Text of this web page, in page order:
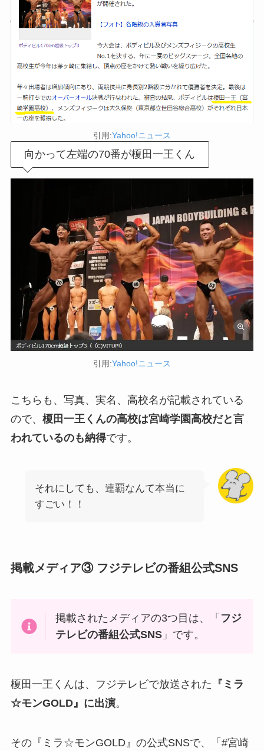
引用:Yahoo!ニュース
向かって左端の70番が榎田一王くん
引用:Yahoo!ニュース
こちらも、写真、実名、高校名が記載されている
ので、 榎田一王くんの高校は宮崎学園高校だと言
われているのも納得です。
それにしても、連覇なんて本当に
すごい！！
掲載メディア③ フジテレビの番組公式SNS
掲載されたメディアの3つ目は、「 フジ
テレビの番組公式SNS 」です。
榎田一王くんは、フジテレビで放送された 『ミラ
☆モンGOLD』に出演。
その『ミラ☆モンGOLD』の公式SNSで、「#宮崎